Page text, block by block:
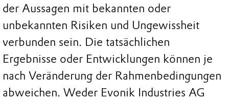
der Aussagen mit bekannten oder
unbekannten Risiken und Ungewissheit
verbunden sein. Die tatsächlichen
Ergebnisse oder Entwicklungen können je
nach Veränderung der Rahmenbedingungen
abweichen. Weder Evonik Industries AG